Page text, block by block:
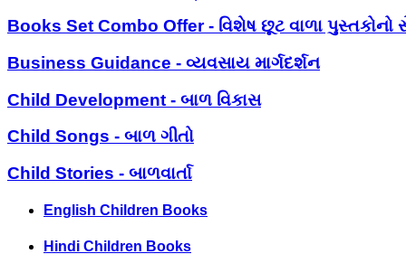
Books Set Combo Offer - વિશેષ છૂટ વાળા પુસ્તકોનો
Business Guidance - વ્યવસાય માર્ગદર્શન
Child Development - બાળ વિકાસ
Child Songs - બાળ ગીતો
Child Stories - બાળવાર્તા
English Children Books
Hindi Children Books